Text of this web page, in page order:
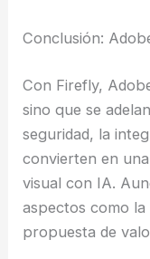
Conclusión:
Con Firefly,
sino que se
seguridad, la
convierten en
visual con IA.
aspectos como la
propuesta de